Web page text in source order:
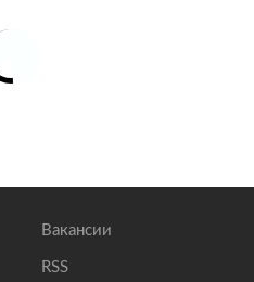
Вакансии
RSS